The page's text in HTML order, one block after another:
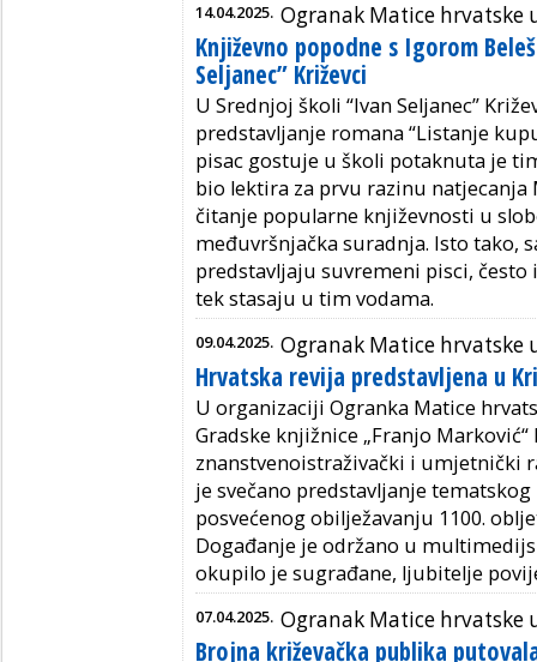
14.04.2025. Ogranak Matice hrvatske
Književno popodne s Igorom
Seljanec” Križevci
U Srednjoj školi “Ivan Seljanec”
predstavljanje romana “Listanje
pisac gostuje u školi potaknuta je
bio lektira za prvu razinu natjecanja
čitanje popularne književnosti u
međuvršnjačka suradnja. Isto tako,
predstavljaju suvremeni pisci,
tek stasaju u tim vodama.
09.04.2025. Ogranak Matice hrvatske
Hrvatska revija predstavljena u
U organizaciji Ogranka Matice
Gradske knjižnice „Franjo Marković“
znanstvenoistraživački i umjetnički
je svečano predstavljanje
posvećenog obilježavanju 1100.
Događanje je održano u
okupilo je sugrađane, ljubitelje
07.04.2025. Ogranak Matice hrvatske
Brojna križevačka publika